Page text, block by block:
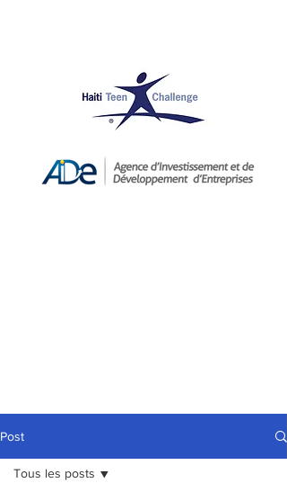
Post
Tous les posts